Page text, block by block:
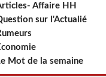
Affaire HH
sur l'Actualié
Mot de la semaine